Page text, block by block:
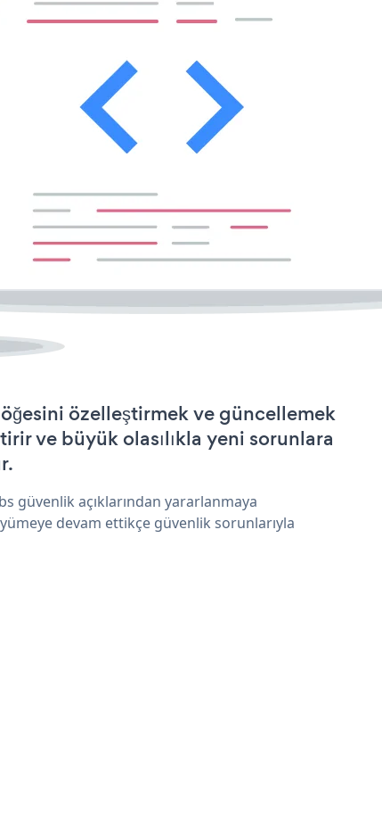
özelleştirmek ve güncellemek
ve büyük olasılıkla yeni sorunlara
güvenlik açıklarından yararlanmaya
devam ettikçe güvenlik sorunlarıyla